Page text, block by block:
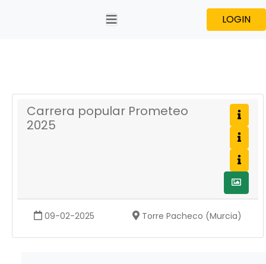
LOGIN
Carrera popular Prometeo
2025
09-02-2025 Torre Pacheco (Murcia)